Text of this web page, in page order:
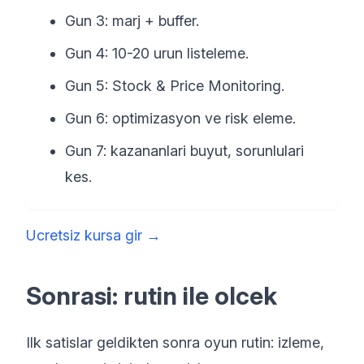
Gun 3: marj + buffer.
Gun 4: 10-20 urun listeleme.
Gun 5: Stock & Price Monitoring.
Gun 6: optimizasyon ve risk eleme.
Gun 7: kazananlari buyut, sorunlulari
kes.
Ucretsiz kursa gir →
Sonrasi: rutin ile olcek
Ilk satislar geldikten sonra oyun rutin: izleme,